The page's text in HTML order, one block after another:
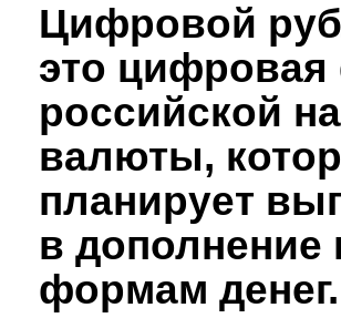
Цифровой
это
российской
валюты,
планирует
в
формам денег.